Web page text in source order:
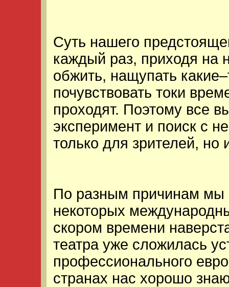
Суть нашего
каждый раз, приходя на
обжить, нащупать
почувствовать токи
проходят. Поэтому все
эксперимент и поиск с
только для зрителей, но
По разным причинам мы
некоторых
скором времени
театра уже сложилась
профессионального
странах нас хорошо